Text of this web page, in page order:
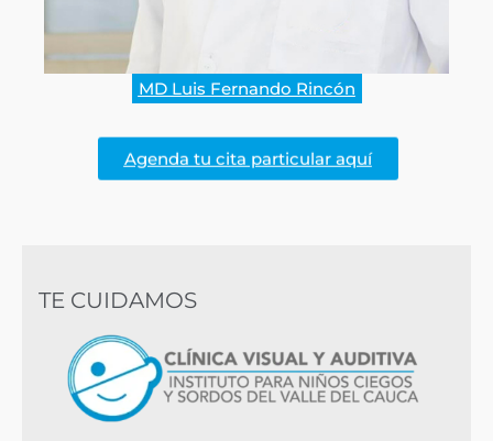
MD Luis Fernando Rincón
Agenda tu cita particular aquí
TE CUIDAMOS